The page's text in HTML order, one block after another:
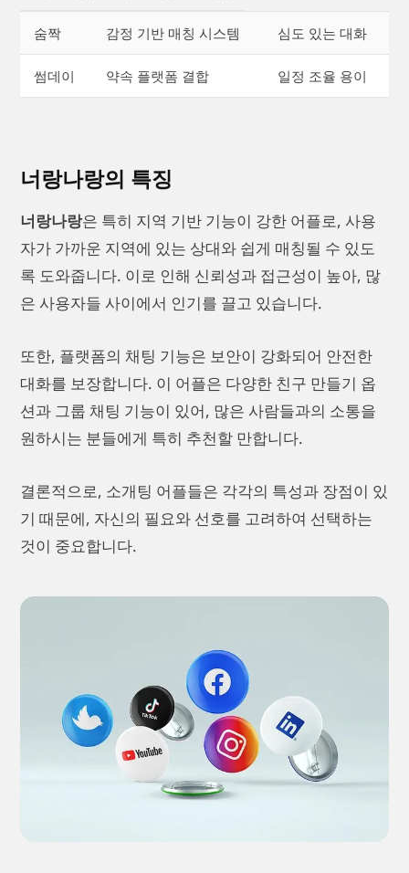
숨짝 감정 기반 매칭 시스템 심도 있는 대화
썸데이 약속 플랫폼 결합 일정 조율 용이
너랑나랑의 특징
너랑나랑은 특히 지역 기반 기능이 강한 어플로, 사용
자가 가까운 지역에 있는 상대와 쉽게 매칭될 수 있도
록 도와줍니다. 이로 인해 신뢰성과 접근성이 높아, 많
은 사용자들 사이에서 인기를 끌고 있습니다.
또한, 플랫폼의 채팅 기능은 보안이 강화되어 안전한
대화를 보장합니다. 이 어플은 다양한 친구 만들기 옵
션과 그룹 채팅 기능이 있어, 많은 사람들과의 소통을
원하시는 분들에게 특히 추천할 만합니다.
결론적으로, 소개팅 어플들은 각각의 특성과 장점이 있
기 때문에, 자신의 필요와 선호를 고려하여 선택하는
것이 중요합니다.